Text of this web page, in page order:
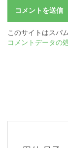
このサイトはスパ
コメントデータの